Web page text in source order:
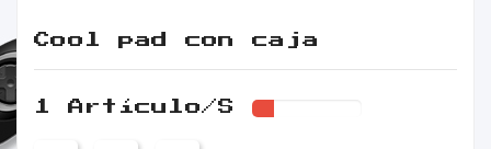
Cool pad con caja
1 Artículo/s